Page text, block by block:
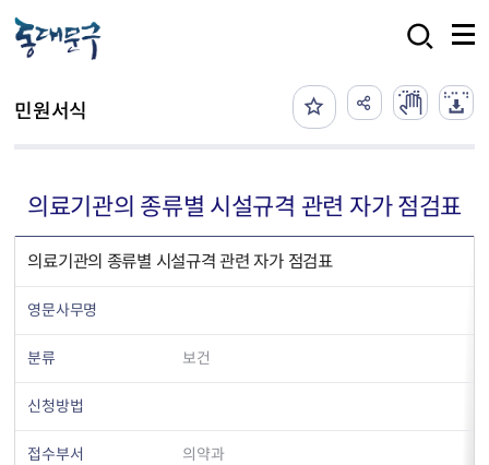
민원서식
의료기관의 종류별 시설규격 관련 자가 점검표
의료기관의 종류별 시설규격 관련 자가 점검표
영문사무명
분류 보건
신청방법
접수부서 의약과